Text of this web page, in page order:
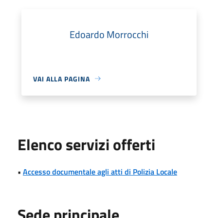
Edoardo Morrocchi
VAI ALLA PAGINA
Elenco servizi offerti
• Accesso documentale agli atti di Polizia Locale